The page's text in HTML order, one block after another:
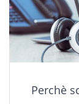
Perchè